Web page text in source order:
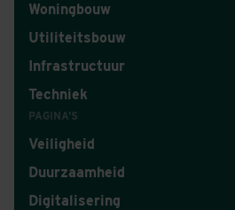
Woningbouw
Utiliteitsbouw
Infrastructuur
Techniek
PAGINA'S
Veiligheid
Duurzaamheid
Digitalisering